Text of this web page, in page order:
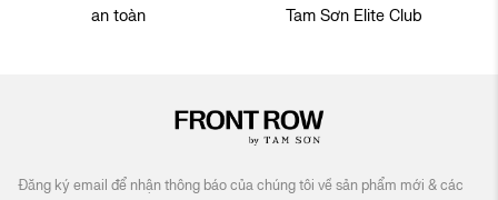
an toàn
Tam Sơn Elite Club
Đăng ký email để nhận thông báo của chúng tôi về sản phẩm mới & các